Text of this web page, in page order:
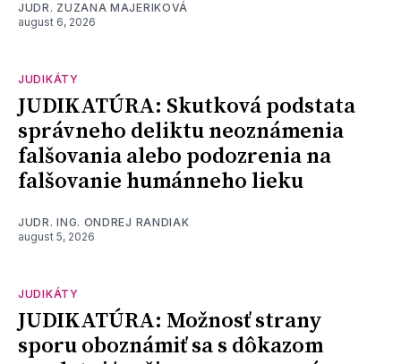
JUDR. ZUZANA MAJERIKOVÁ
august 6, 2026
JUDIKÁTY
JUDIKATÚRA: Skutková podstata
správneho deliktu neoznámenia
falšovania alebo podozrenia na
falšovanie humánneho lieku
JUDR. ING. ONDREJ RANDIAK
august 5, 2026
JUDIKÁTY
JUDIKATÚRA: Možnosť strany
sporu oboznámiť sa s dôkazom